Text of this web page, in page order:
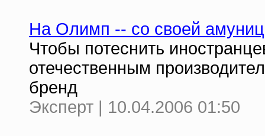
На Олимп -- со своей
Чтобы потеснить
отечественным
бренд
Эксперт | 10.04.2006 01:50